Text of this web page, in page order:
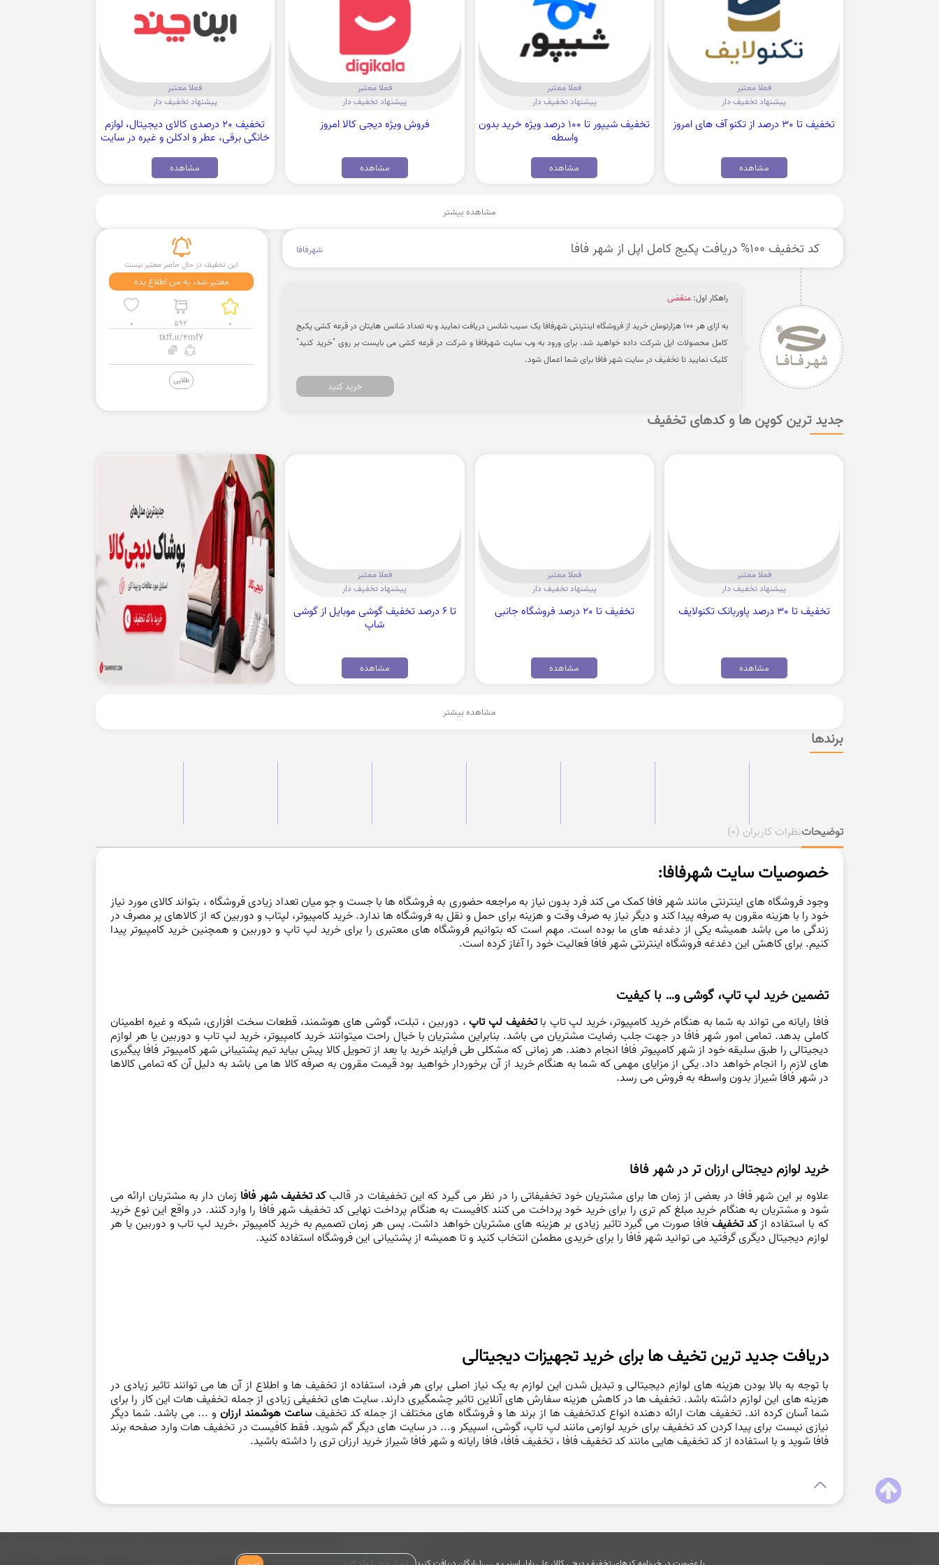
فعلا معتبر
پیشنهاد تخفیف دار
تخفیف تا 30 درصد از تکنو آف های امروز
مشاهده
فعلا معتبر
پیشنهاد تخفیف دار
تخفیف شیپور تا 100 درصد ویژه خرید بدون
واسطه
مشاهده
فعلا معتبر
پیشنهاد تخفیف دار
فروش ویژه دیجی کالا امروز
مشاهده
فعلا معتبر
پیشنهاد تخفیف دار
تخفیف 20 درصدی کالای دیجیتال، لوازم
خانگی برقی، عطر و ادکلن و غیره در سایت
مشاهده
مشاهده بیشتر
کد تخفیف 100% دریافت پکیج کامل اپل از شهر فافا شهرفافا
این تخفیف در حال حاضر معتبر نیست
معتبر شد، به من اطلاع بده
0 592 0
tkff.ir/4mfY
طلایی
راهکار اول:منقضی
به ازای هر 100 هزارتومان خرید از فروشگاه اینترنتی شهرفافا یک سیب شانس دریافت نمایید و به تعداد شانس هایتان در قرعه کشی پکیج
کامل محصولات اپل شرکت داده خواهید شد. برای ورود به وب سایت شهرفافا و شرکت در قرعه کشی می بایست بر روی "خرید کنید"
کلیک نمایید تا تخفیف در سایت شهر فافا برای شما اعمال شود.
خرید کنید
جدید ترین کوپن ها و کدهای تخفیف
فعلا معتبر
پیشنهاد تخفیف دار
تخفیف تا 30 درصد پاوربانک تکنولایف
مشاهده
فعلا معتبر
پیشنهاد تخفیف دار
تخفیف تا 20 درصد فروشگاه جانبی
مشاهده
فعلا معتبر
پیشنهاد تخفیف دار
تا 6 درصد تخفیف گوشی موبایل از گوشی
شاپ
مشاهده
مشاهده بیشتر
برندها
توضیحاتنظرات کاربران (0)
خصوصیات سایت شهرفافا:
وجود فروشگاه های اینترنتی مانند شهر فافا کمک می کند فرد بدون نیاز به مراجعه حضوری به فروشگاه ها با جست و جو میان تعداد زیادی فروشگاه ، بتواند کالای مورد نیاز
خود را با هزینه مقرون به صرفه پیدا کند و دیگر نیاز به صرف وقت و هزینه برای حمل و نقل به فروشگاه ها ندارد. خرید کامپیوتر، لپتاب و دوربین که از کالاهای پر مصرف در
زندگی ما می باشد همیشه یکی از دغدغه های ما بوده است. مهم است که بتوانیم فروشگاه های معتبری را برای خرید لپ تاپ و دوربین و همچنین خرید کامپیوتر پیدا
کنیم. برای کاهش این دغدغه فروشگاه اینترنتی شهر فافا فعالیت خود را آغاز کرده است.
تضمین خرید لپ تاپ، گوشی و… با کیفیت
فافا رایانه می تواند به شما به هنگام خرید کامپیوتر، خرید لپ تاپ باتخفیف لپ تاپ ، دوربین ، تبلت، گوشی های هوشمند، قطعات سخت افزاری، شبکه و غیره اطمینان
کاملی بدهد. تمامی امور شهر فافا در جهت جلب رضایت مشتریان می باشد. بنابراین مشتریان با خیال راحت میتوانند خرید کامپیوتر، خرید لپ تاب و دوربین یا هر لوازم
دیجیتالی را طبق سلیقه خود از شهر کامپیوتر فافا انجام دهند. هر زمانی که مشکلی طی فرایند خرید یا بعد از تحویل کالا پیش بیاید تیم پشتیبانی شهر کامپیوتر فافا پیگیری
های لازم را انجام خواهد داد. یکی از مزایای مهمی که شما به هنگام خرید از آن برخوردار خواهید بود قیمت مقرون به صرفه کالا ها می باشد به دلیل آن که تمامی کالاها
در شهر فافا شیراز بدون واسطه به فروش می رسد.
خرید لوازم دیجتالی ارزان تر در شهر فافا
علاوه بر این شهر فافا در بعضی از زمان ها برای مشتریان خود تخفیفاتی را در نظر می گیرد که این تخفیفات در قالبکد تخفیف شهر فافا زمان دار به مشتریان ارائه می
شود و مشتریان به هنگام خرید مبلغ کم تری را برای خرید خود پرداخت می کنند کافیست به هنگام پرداخت نهایی کد تخفیف شهر فافا را وارد کنند. در واقع این نوع خرید
که با استفاده ازکد تخفیف فافا صورت می گیرد تاثیر زیادی بر هزینه های مشتریان خواهد داشت. پس هر زمان تصمیم به خرید کامپیوتر ،خرید لپ تاب و دوربین یا هر
لوازم دیجیتال دیگری گرفتید می توانید شهر فافا را برای خریدی مطمئن انتخاب کنید و تا همیشه از پشتیبانی این فروشگاه استفاده کنید.
دریافت جدید ترین تخیف ها برای خرید تجهیزات دیجیتالی
با توجه به بالا بودن هزینه های لوازم دیجیتالی و تبدیل شدن این لوازم به یک نیاز اصلی برای هر فرد، استفاده از تخفیف ها و اطلاع از آن ها می توانند تاثیر زیادی در
هزینه های این لوازم داشته باشد. تخفیف ها در کاهش هزینه سفارش های آنلاین تاثیر چشمگیری دارند. سایت های تخفیفی زیادی از جمله تخفیف هات این کار را برای
شما آسان کرده اند. تخفیف هات ارائه دهنده انواع کدتخفیف ها از برند ها و فروشگاه های مختلف از جمله کد تخفیف ساعت هوشمند ارزان و ... می باشد. شما دیگر
نیازی نیست برای پیدا کردن کد تخفیف برای خرید لوازمی مانند لپ تاپ، گوشی، اسپیکر و... در سایت های دیگر گم شوید. فقط کافیست در تخفیف هات وارد صفحه برند
فافا شوید و با استفاده از کد تخفیف هایی مانند کد تخفیف فافا ، تخفیف فافا، فافا رایانه و شهر فافا شیراز خرید ارزان تری را داشته باشید.